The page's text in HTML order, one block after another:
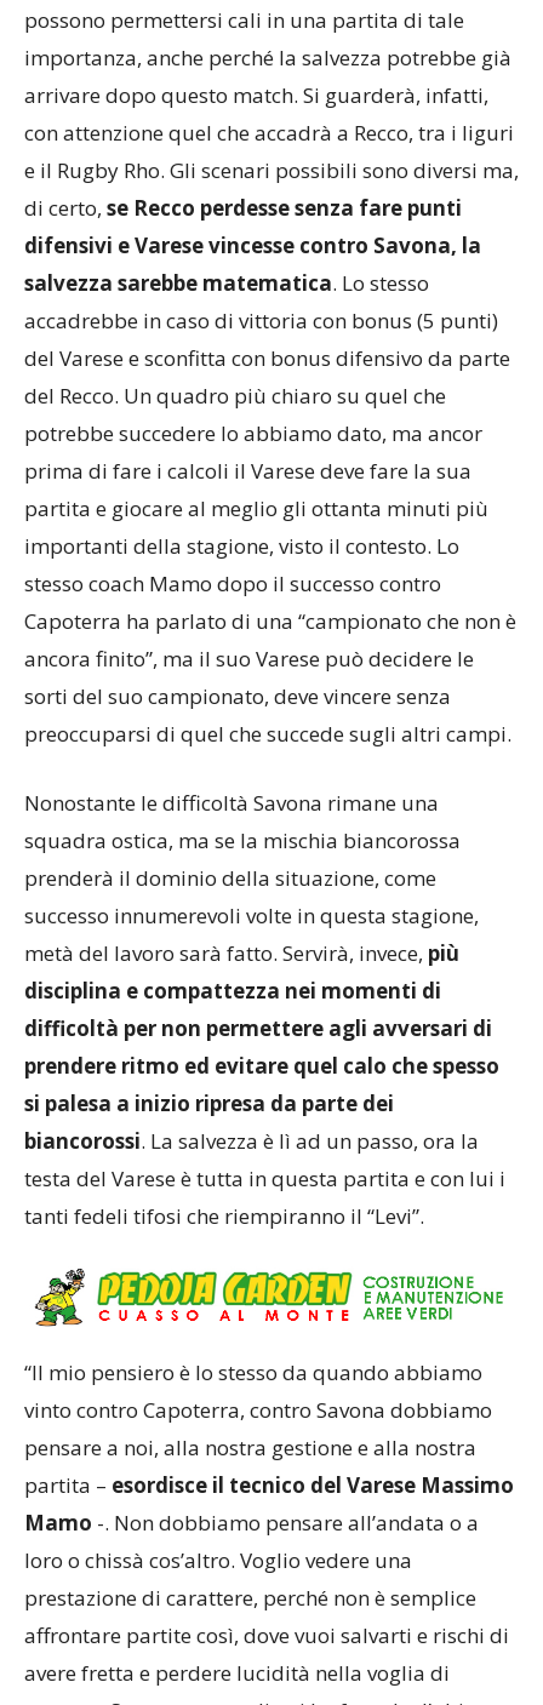
possono permettersi cali in una partita di tale
importanza, anche perché la salvezza potrebbe già
arrivare dopo questo match. Si guarderà, infatti,
con attenzione quel che accadrà a Recco, tra i liguri
e il Rugby Rho. Gli scenari possibili sono diversi ma,
di certo, se Recco perdesse senza fare punti
difensivi e Varese vincesse contro Savona, la
salvezza sarebbe matematica. Lo stesso
accadrebbe in caso di vittoria con bonus (5 punti)
del Varese e sconfitta con bonus difensivo da parte
del Recco. Un quadro più chiaro su quel che
potrebbe succedere lo abbiamo dato, ma ancor
prima di fare i calcoli il Varese deve fare la sua
partita e giocare al meglio gli ottanta minuti più
importanti della stagione, visto il contesto. Lo
stesso coach Mamo dopo il successo contro
Capoterra ha parlato di una “campionato che non è
ancora finito”, ma il suo Varese può decidere le
sorti del suo campionato, deve vincere senza
preoccuparsi di quel che succede sugli altri campi.
Nonostante le difficoltà Savona rimane una
squadra ostica, ma se la mischia biancorossa
prenderà il dominio della situazione, come
successo innumerevoli volte in questa stagione,
metà del lavoro sarà fatto. Servirà, invece, più
disciplina e compattezza nei momenti di
difficoltà per non permettere agli avversari di
prendere ritmo ed evitare quel calo che spesso
si palesa a inizio ripresa da parte dei
biancorossi. La salvezza è lì ad un passo, ora la
testa del Varese è tutta in questa partita e con lui i
tanti fedeli tifosi che riempiranno il “Levi”.
“Il mio pensiero è lo stesso da quando abbiamo
vinto contro Capoterra, contro Savona dobbiamo
pensare a noi, alla nostra gestione e alla nostra
partita – esordisce il tecnico del Varese Massimo
Mamo -. Non dobbiamo pensare all’andata o a
loro o chissà cos’altro. Voglio vedere una
prestazione di carattere, perché non è semplice
affrontare partite così, dove vuoi salvarti e rischi di
avere fretta e perdere lucidità nella voglia di